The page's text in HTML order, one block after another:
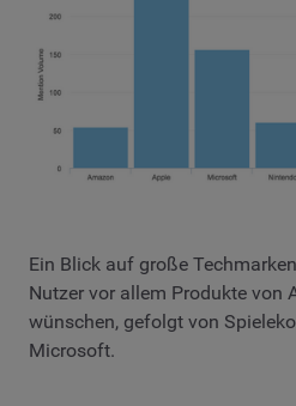
Ein Blick auf große
Nutzer vor allem Produkte von
wünschen, gefolgt von
Microsoft.